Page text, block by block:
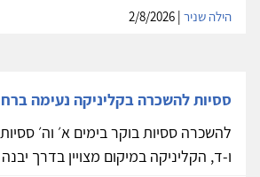
הילה שניר
ססיות להשכרה בקליניקה נעימה
להשכרה ססיות בוקר בימים א׳ וה׳ ססיות
ו-ד, הקליניקה במיקום מצויין בדרך